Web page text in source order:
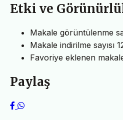
Etki ve
Makale görüntülenme
Makale indirilme sayısı
Favoriye eklenen makale
Paylaş